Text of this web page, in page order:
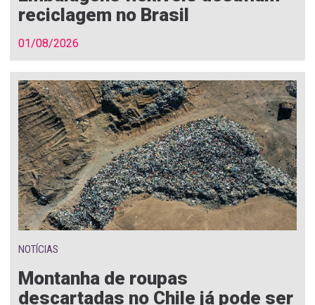
reciclagem no Brasil
01/08/2026
NOTÍCIAS
Montanha de roupas
descartadas no Chile já pode ser